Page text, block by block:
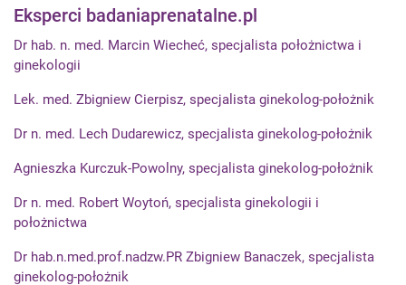
Eksperci badaniaprenatalne.pl
Dr hab. n. med. Marcin Wiecheć, specjalista położnictwa i
ginekologii
Lek. med. Zbigniew Cierpisz, specjalista ginekolog-położnik
Dr n. med. Lech Dudarewicz, specjalista ginekolog-położnik
Agnieszka Kurczuk-Powolny, specjalista ginekolog-położnik
Dr n. med. Robert Woytoń, specjalista ginekologii i
położnictwa
Dr hab.n.med.prof.nadzw.PR Zbigniew Banaczek, specjalista
ginekolog-położnik